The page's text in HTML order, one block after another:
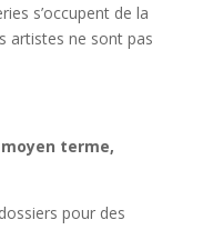
s’occupent de la
artistes ne sont pas
terme,
pour des